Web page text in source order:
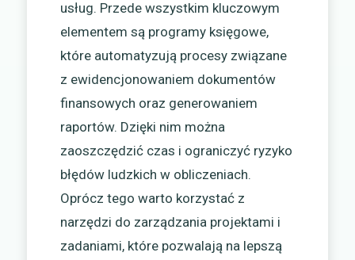
usług. Przede wszystkim kluczowym
elementem są programy księgowe,
które automatyzują procesy związane
z ewidencjonowaniem dokumentów
finansowych oraz generowaniem
raportów. Dzięki nim można
zaoszczędzić czas i ograniczyć ryzyko
błędów ludzkich w obliczeniach.
Oprócz tego warto korzystać z
narzędzi do zarządzania projektami i
zadaniami, które pozwalają na lepszą